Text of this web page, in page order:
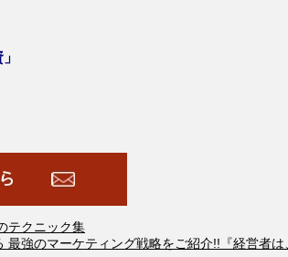
テクニック集
強のマーケティング戦略をご紹介!!『経営者は